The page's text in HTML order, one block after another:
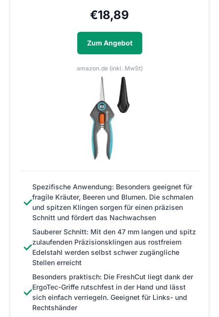
€18,89
Zum Angebot
amazon.de (inkl. MwSt)
✓
Spezifische Anwendung: Besonders geeignet für
fragile Kräuter, Beeren und Blumen. Die schmalen
und spitzen Klingen sorgen für einen präzisen
Schnitt und fördert das Nachwachsen
✓
Sauberer Schnitt: Mit den 47 mm langen und spitz
zulaufenden Präzisionsklingen aus rostfreiem
Edelstahl werden selbst schwer zugängliche
Stellen erreicht
✓
Besonders praktisch: Die FreshCut liegt dank der
ErgoTec-Griffe rutschfest in der Hand und lässt
sich einfach verriegeln. Geeignet für Links- und
Rechtshänder